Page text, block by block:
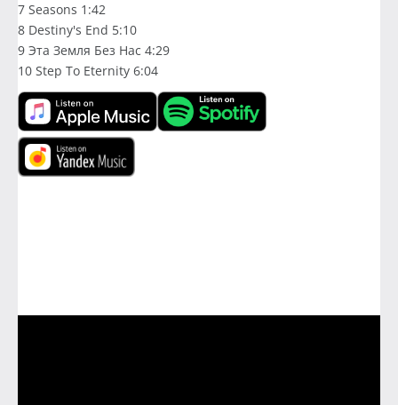
7 Seasons 1:42
8 Destiny's End 5:10
9 Эта Земля Без Нас 4:29
10 Step To Eternity 6:04